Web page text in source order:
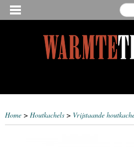
Home > Houtkachels > Vrijstaande